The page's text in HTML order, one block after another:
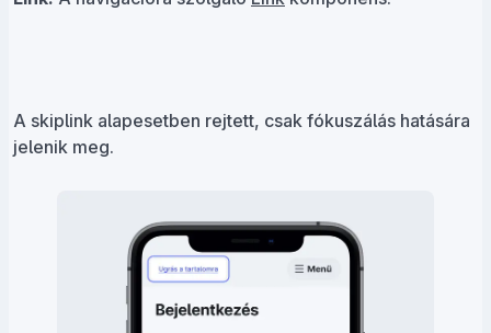
A skiplink alapesetben rejtett, csak fókuszálás hatására
jelenik meg.